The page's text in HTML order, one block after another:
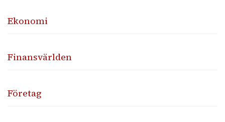
Ekonomi
Finansvärlden
Företag